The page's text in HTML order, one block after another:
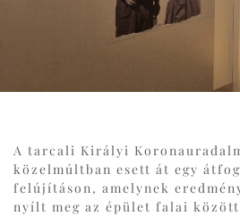
A tarcali Királyi
közelmúltban esett át egy
felújításon, amelynek
nyílt meg az épület falai